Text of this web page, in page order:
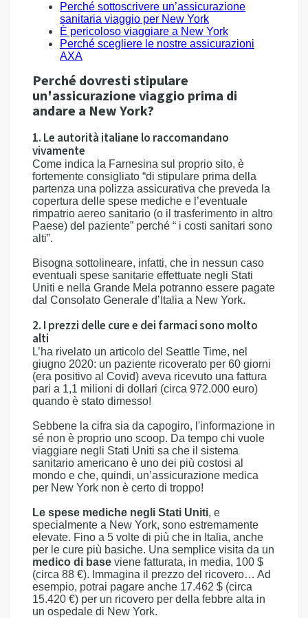
Perché sottoscrivere un’assicurazione
sanitaria viaggio per New York
È pericoloso viaggiare a New York
Perché scegliere le nostre assicurazioni
AXA
Perché dovresti stipulare
un'assicurazione viaggio prima di
andare a New York?
1. Le autorità italiane lo raccomandano
vivamente
Come indica la Farnesina sul proprio sito, è
fortemente consigliato “di stipulare prima della
partenza una polizza assicurativa che preveda la
copertura delle spese mediche e l’eventuale
rimpatrio aereo sanitario (o il trasferimento in altro
Paese) del paziente” perché “ i costi sanitari sono
alti”.
Bisogna sottolineare, infatti, che in nessun caso
eventuali spese sanitarie effettuate negli Stati
Uniti e nella Grande Mela potranno essere pagate
dal Consolato Generale d’Italia a New York.
2. I prezzi delle cure e dei farmaci sono molto
alti
L’ha rivelato un articolo del Seattle Time, nel
giugno 2020: un paziente ricoverato per 60 giorni
(era positivo al Covid) aveva ricevuto una fattura
pari a 1,1 milioni di dollari (circa 972.000 euro)
quando è stato dimesso!
Sebbene la cifra sia da capogiro, l'informazione in
sé non è proprio uno scoop. Da tempo chi vuole
viaggiare negli Stati Uniti sa che il sistema
sanitario americano è uno dei più costosi al
mondo e che, quindi, un’assicurazione medica
per New York non è certo di troppo!
Le spese mediche negli Stati Uniti, e
specialmente a New York, sono estremamente
elevate. Fino a 5 volte di più che in Italia, anche
per le cure più basiche. Una semplice visita da un
medico di base viene fatturata, in media, 100 $
(circa 88 €). Immagina il prezzo del ricovero… Ad
esempio, potrai pagare anche 17.462 $ (circa
15.420 €) per un ricovero per della febbre alta in
un ospedale di New York.